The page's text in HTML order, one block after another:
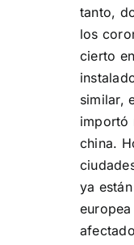
tanto,
los
cierto
similar,
importó
china.
ya